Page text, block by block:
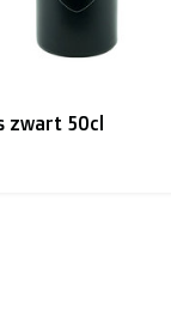
zwart 50cl